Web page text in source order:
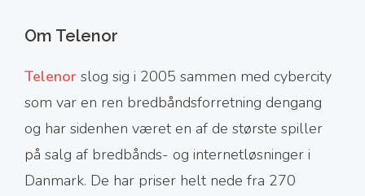
Om Telenor
Telenor slog sig i 2005 sammen med cybercity
som var en ren bredbåndsforretning dengang
og har sidenhen været en af de største spiller
på salg af bredbånds- og internetløsninger i
Danmark. De har priser helt nede fra 270